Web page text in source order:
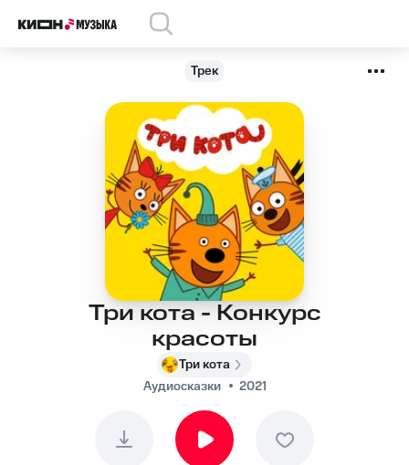
Трек
Три кота - Конкурс
красоты
Три кота
Аудиосказки
2021